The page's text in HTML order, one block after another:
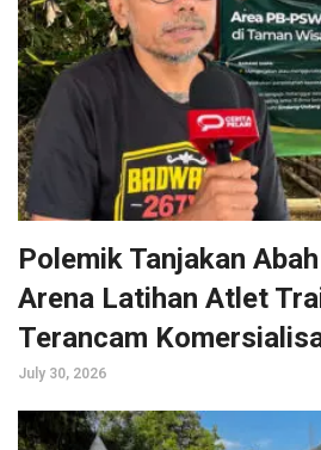
Polemik Tanjakan
Arena Latihan Atlet
Terancam
July 30, 2026